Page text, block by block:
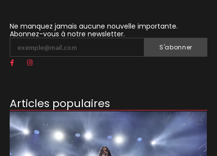
Ne manquez jamais aucune nouvelle importante.
Abonnez-vous à notre newsletter.
S'abonner
Articles populaires